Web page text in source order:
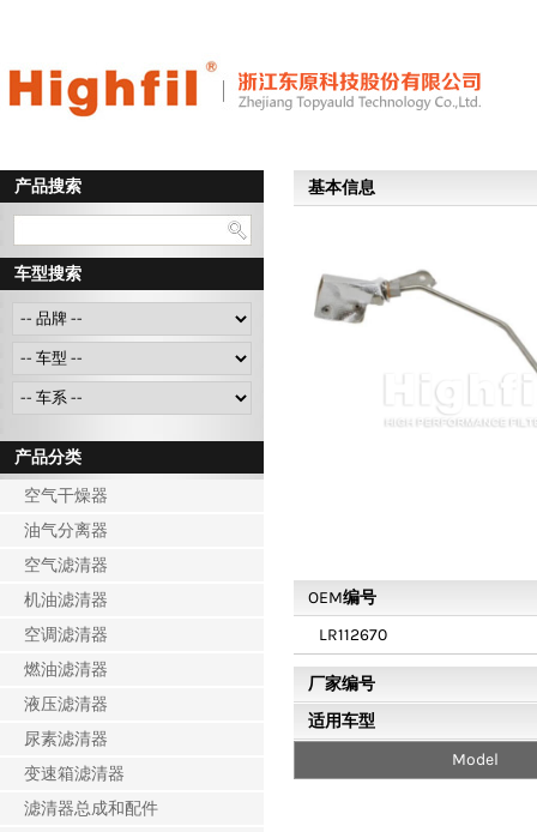
产品搜索
车型搜索
产品分类
空气干燥器
油气分离器
空气滤清器
机油滤清器
空调滤清器
燃油滤清器
液压滤清器
尿素滤清器
变速箱滤清器
滤清器总成和配件
基本信息
OEM编号
LR112670
厂家编号
适用车型
Model